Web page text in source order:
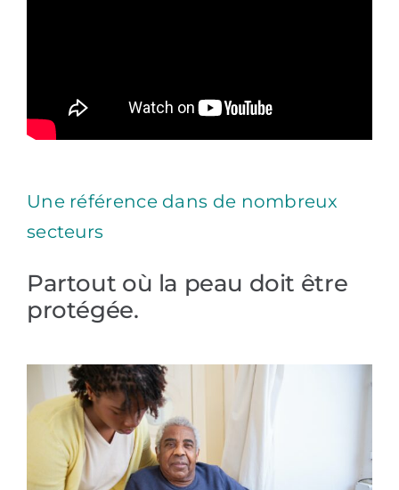
Une référence dans de nombreux
secteurs
Partout où la peau doit être
protégée.